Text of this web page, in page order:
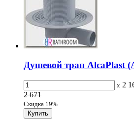
Душевой трап AlcaPlast
x 2
2 671
Скидка 19%